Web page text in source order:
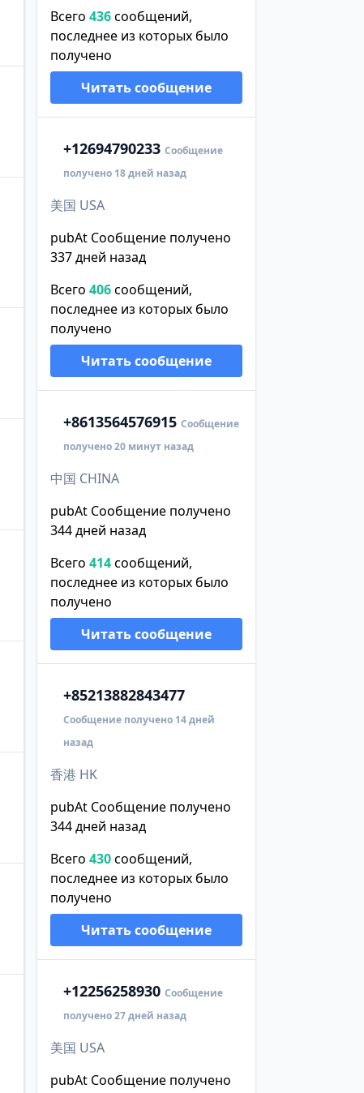
Всего 436сообщений,
последнее из которых было
получено
Читать сообщение
+12694790233 Сообщение
получено 18 дней назад
美国 USA
pubAt Сообщение получено
337 дней назад
Всего 406сообщений,
последнее из которых было
получено
Читать сообщение
+8613564576915 Сообщение
получено 20 минут назад
中国 CHINA
pubAt Сообщение получено
344 дней назад
Всего 414сообщений,
последнее из которых было
получено
Читать сообщение
+85213882843477
Сообщение получено 14 дней
назад
香港 HK
pubAt Сообщение получено
344 дней назад
Всего 430сообщений,
последнее из которых было
получено
Читать сообщение
+12256258930 Сообщение
получено 27 дней назад
美国 USA
pubAt Сообщение получено